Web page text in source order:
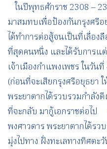
ในปีพุทธศักราช 2308 –
มาสมทบเพื่อป้องกันกรุงศรี
ได้ทำการต่อสู้จนเป็นที่เลื่อง
ที่สุดคนหนึ่ง และได้รับการแ
เจ้าเมืองกำแพงเพชร ในวั
(ก่อนที่จะเสียกรุงศรีอยุธยา
พระยาตากได้รวบรวมกำลัง
ที่จะกลับ มากู้เอกราชต่อไ
พงศาวดาร พระยาตากได้ร
มุ่งไปทาง ฝั่งทะเลทางทิศตะ